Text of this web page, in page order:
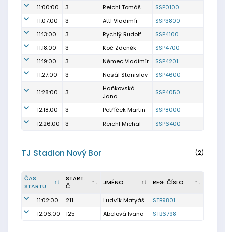
11:00:00 3 Reichl Tomáš
SSP0100
11:07:00
3 Attl Vladimír
SSP3800
11:13:00
3 Rychlý Rudolf
SSP4100
11:18:00
3 Koč Zdeněk
SSP4700
11:19:00
3 Němec Vladimír
SSP4201
11:27:00
3 Nosál Stanislav SSP4600
11:28:00 3
Haňkovská
Jana
SSP4050
12:18:00 3 Petříček Martin
SSP8000
12:26:00
3 Reichl Michal SSP6400
TJ Stadion Nový Bor (2)
ČAS
STARTU
START.
Č.
JMÉNO REG. ČÍSLO
11:02:00 211 Ludvík Matyáš
STB9801
12:06:00
125 Abelová Ivana STB6798